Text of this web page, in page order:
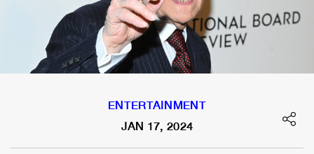
ENTERTAINMENT
JAN 17, 2024